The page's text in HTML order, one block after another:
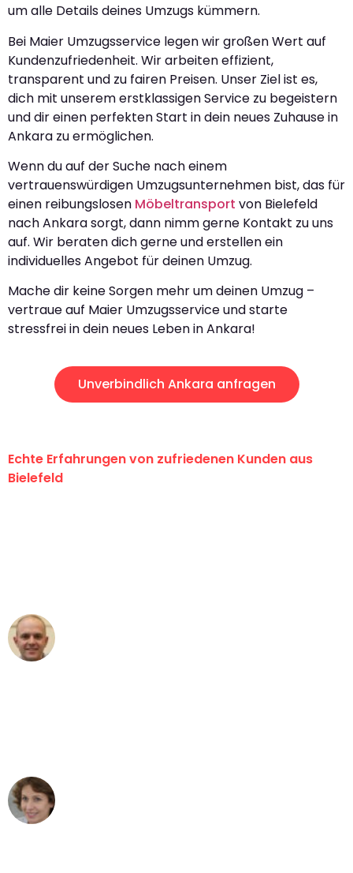
um alle Details deines Umzugs kümmern.
Bei Maier Umzugsservice legen wir großen Wert auf
Kundenzufriedenheit. Wir arbeiten effizient,
transparent und zu fairen Preisen. Unser Ziel ist es,
dich mit unserem erstklassigen Service zu begeistern
und dir einen perfekten Start in dein neues Zuhause in
Ankara zu ermöglichen.
Wenn du auf der Suche nach einem
vertrauenswürdigen Umzugsunternehmen bist, das für
einen reibungslosen Möbeltransport von Bielefeld
nach Ankara sorgt, dann nimm gerne Kontakt zu uns
auf. Wir beraten dich gerne und erstellen ein
individuelles Angebot für deinen Umzug.
Mache dir keine Sorgen mehr um deinen Umzug –
vertraue auf Maier Umzugsservice und starte
stressfrei in dein neues Leben in Ankara!
Unverbindlich Ankara anfragen
Echte Erfahrungen von zufriedenen Kunden aus
Bielefeld